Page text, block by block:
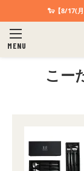
🐑【8/17(
MENU
こー